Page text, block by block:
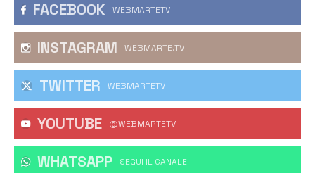
FACEBOOK WEBMARTETV
INSTAGRAM WEBMARTE.TV
TWITTER WEBMARTETV
YOUTUBE @WEBMARTETV
WHATSAPP ‎SEGUI IL CANALE